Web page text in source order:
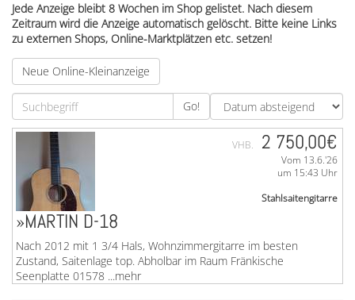
Jede Anzeige bleibt 8 Wochen im Shop gelistet. Nach diesem
Zeitraum wird die Anzeige automatisch gelöscht. Bitte keine Links
zu externen Shops, Online-Marktplätzen etc. setzen!
Neue Online-Kleinanzeige
Go!
VHB. 2 750,00€
Vom 13.6.'26
um 15:43 Uhr
Stahlsaitengitarre
»MARTIN D-18
Nach 2012 mit 1 3/4 Hals, Wohnzimmergitarre im besten
Zustand, Saitenlage top. Abholbar im Raum Fränkische
Seenplatte 01578 ...mehr